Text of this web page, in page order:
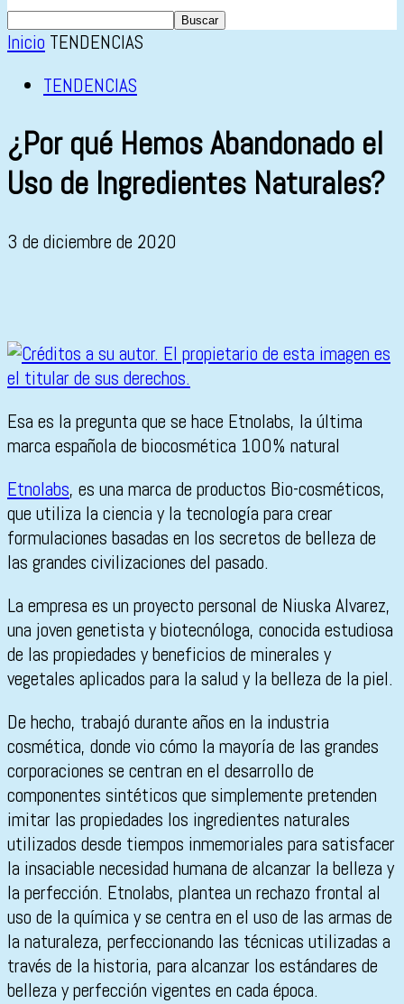
Inicio TENDENCIAS
TENDENCIAS
¿Por qué Hemos Abandonado el
Uso de Ingredientes Naturales?
3 de diciembre de 2020
Esa es la pregunta que se hace Etnolabs, la última
marca española de biocosmética 100% natural
Etnolabs, es una marca de productos Bio-cosméticos,
que utiliza la ciencia y la tecnología para crear
formulaciones basadas en los secretos de belleza de
las grandes civilizaciones del pasado.
La empresa es un proyecto personal de Niuska Alvarez,
una joven genetista y biotecnóloga, conocida estudiosa
de las propiedades y beneficios de minerales y
vegetales aplicados para la salud y la belleza de la piel.
De hecho, trabajó durante años en la industria
cosmética, donde vio cómo la mayoría de las grandes
corporaciones se centran en el desarrollo de
componentes sintéticos que simplemente pretenden
imitar las propiedades los ingredientes naturales
utilizados desde tiempos inmemoriales para satisfacer
la insaciable necesidad humana de alcanzar la belleza y
la perfección. Etnolabs, plantea un rechazo frontal al
uso de la química y se centra en el uso de las armas de
la naturaleza, perfeccionando las técnicas utilizadas a
través de la historia, para alcanzar los estándares de
belleza y perfección vigentes en cada época.